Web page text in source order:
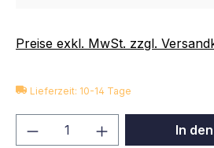
Preise exkl. MwSt. zzgl.
Lieferzeit: 10-14 Tage
Produkt Anzahl: Gib
In